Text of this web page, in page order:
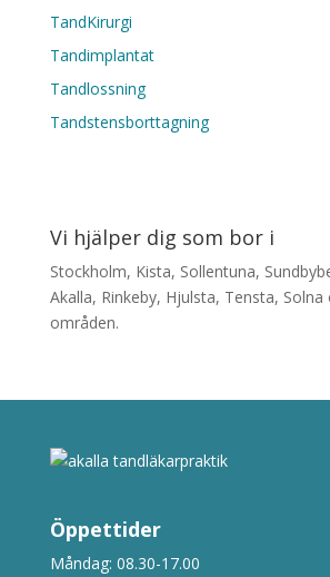
TandKirurgi
Tandimplantat
Tandlossning
Tandstensborttagning
Vi hjälper dig som bor i
Stockholm, Kista, Sollentuna,
Akalla, Rinkeby, Hjulsta, Tensta, Solna
områden.
Öppettider
Måndag: 08.30-17.00